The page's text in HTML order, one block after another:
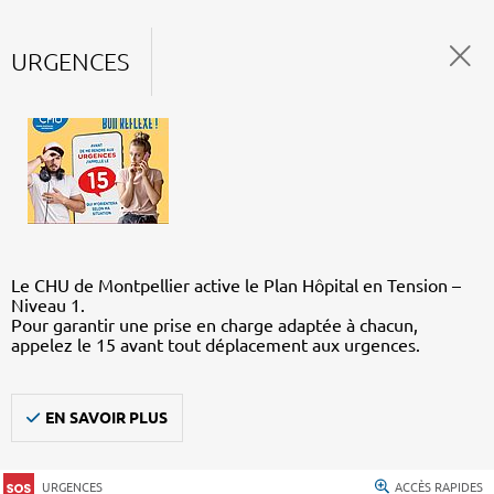
URGENCES
Le CHU de Montpellier active le Plan Hôpital en Tension –
Niveau 1.
Pour garantir une prise en charge adaptée à chacun,
appelez le 15 avant tout déplacement aux urgences.
EN SAVOIR PLUS
URGENCES ACCÈS RAPIDES